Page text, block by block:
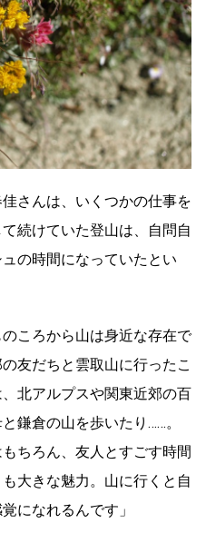
さんは、いくつかの仕事を
続けていた登山は、自問自
の時間になっていたとい
ころから山は身近な存在で
友だちと雲取山に行ったこ
北アルプスや関東近郊の百
鎌倉の山を歩いたり……。
ちろん、友人とすごす時間
大きな魅力。山に行くと自
になれるんです」